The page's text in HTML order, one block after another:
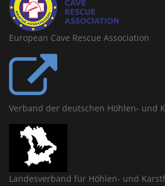
European Cave Rescue Association
Verband der deutschen Höhlen- und
Landesverband für Höhlen- und